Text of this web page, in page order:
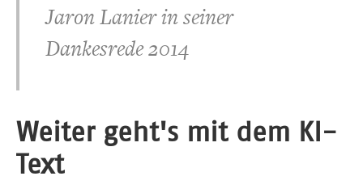
Jaron Lanier in seiner
Dankesrede 2014
Weiter geht's mit dem KI-
Text